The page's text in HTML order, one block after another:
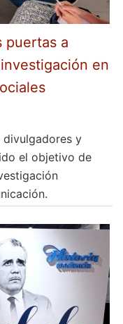
puertas a
en
divulgadores y
el objetivo de